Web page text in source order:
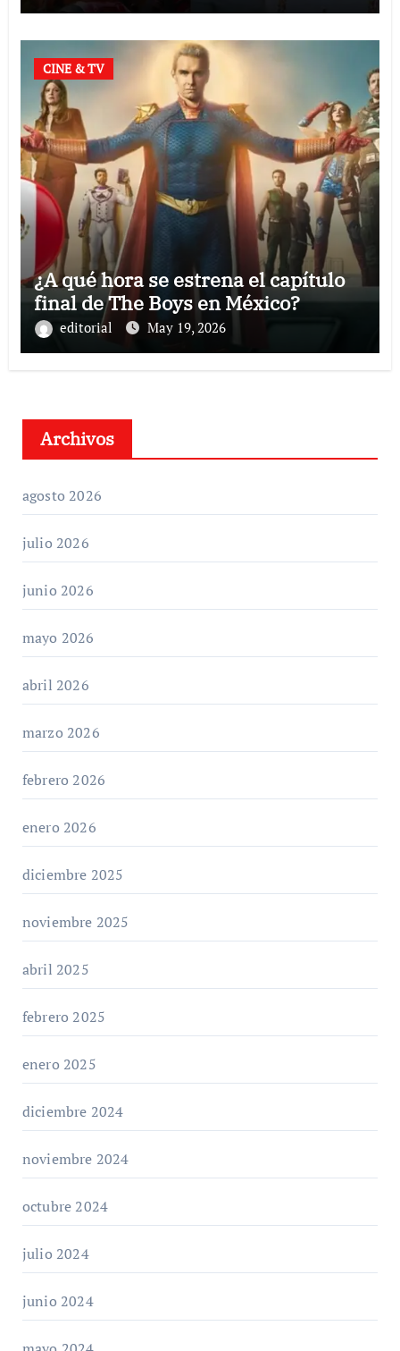
CINE & TV
¿A qué hora se estrena el capítulo
final de The Boys en México?
editorial May 19, 2026
Archivos
agosto 2026
julio 2026
junio 2026
mayo 2026
abril 2026
marzo 2026
febrero 2026
enero 2026
diciembre 2025
noviembre 2025
abril 2025
febrero 2025
enero 2025
diciembre 2024
noviembre 2024
octubre 2024
julio 2024
junio 2024